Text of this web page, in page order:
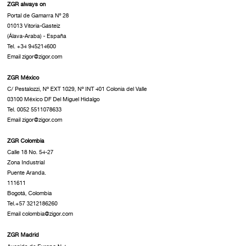
ZGR always on
Portal de Gamarra Nº 28
01013 Vitoria-Gasteiz
(Álava-Araba) - España
Tel. +34 945214600
Email zigor@zigor.com
ZGR México
C/ Pestalozzi, Nº EXT 1029, Nº INT 401 Colonia del Valle
03100 México DF Del Miguel Hidalgo
Tel. 0052 5511078633
Email zigor@zigor.com
ZGR Colombia
Calle 18 No. 54-27
Zona Industrial
Puente Aranda.
111611
Bogotá, Colombia
Tel.+57 3212186260
Email colombia@zigor.com
ZGR Madrid